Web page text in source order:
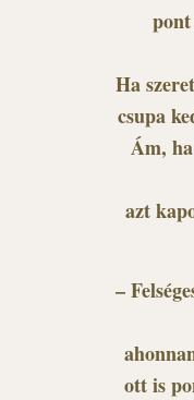
Ha
csupa
Ám,
azt
–
ott is